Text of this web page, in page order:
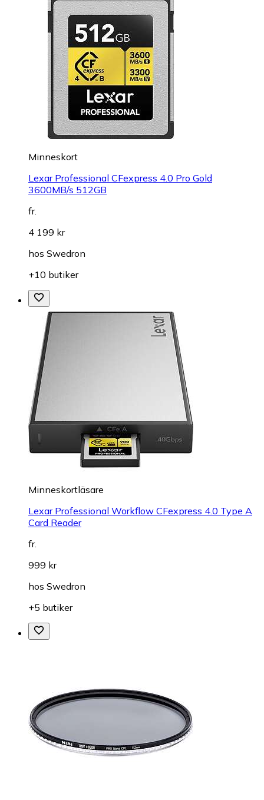
Minneskort
Lexar Professional CFexpress 4.0 Pro Gold
3600MB/s 512GB
fr.
4 199 kr
hos Swedron
+10 butiker
Minneskortläsare
Lexar Professional Workflow CFexpress 4.0 Type A
Card Reader
fr.
999 kr
hos Swedron
+5 butiker